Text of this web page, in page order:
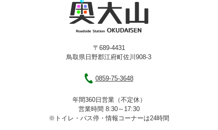
〒689-4431
鳥取県日野郡江府町佐川908-3
0859-75-3648
年間360日営業（不定休）
営業時間 8:30～17:30
※トイレ・バス停・情報コーナーは24時間